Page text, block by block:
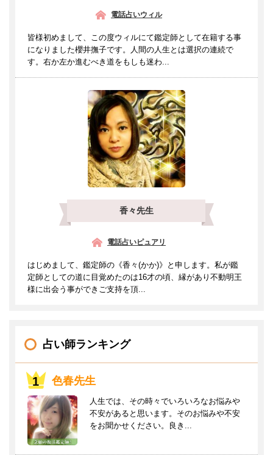
電話占いウィル
皆様初めまして、この度ウィルにて鑑定師として在籍する事
になりました櫻井撫子です。人間の人生とは選択の連続で
す。右か左か進むべき道をもしも迷わ...
香々先生
電話占いピュアリ
はじめまして、鑑定師の《香々(かか)》と申します。私が鑑
定師としての道に目覚めたのは16才の頃、縁があり不動明王
様に出会う事ができご支持を頂...
占い師ランキング
色春先生
人生では、その時々でいろいろなお悩みや
不安があると思います。そのお悩みや不安
をお聞かせください。良き...